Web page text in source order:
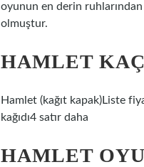
oyunun en derin
olmuştur.
HAMLET
Hamlet (kağıt kapak)Liste
kağıdı4 satır daha
HAMLET